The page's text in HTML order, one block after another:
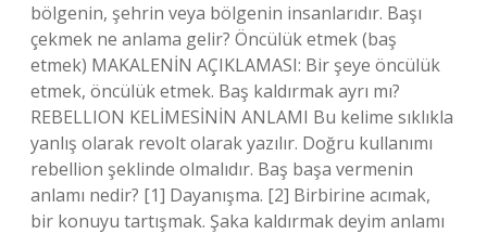
bölgenin, şehrin veya bölgenin insanlarıdır. Başı
çekmek ne anlama gelir? Öncülük etmek (baş
etmek) MAKALENİN AÇIKLAMASI: Bir şeye öncülük
etmek, öncülük etmek. Baş kaldırmak ayrı mı?
REBELLION KELİMESİNİN ANLAMI Bu kelime sıklıkla
yanlış olarak revolt olarak yazılır. Doğru kullanımı
rebellion şeklinde olmalıdır. Baş başa vermenin
anlamı nedir? [1] Dayanışma. [2] Birbirine acımak,
bir konuyu tartışmak. Şaka kaldırmak deyim anlamı